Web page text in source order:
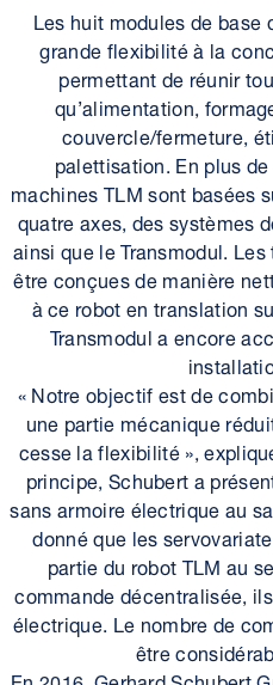
Les huit modules de
grande flexibilité à la
permettant de réunir
qu’alimentation,
couvercle/fermeture,
palettisation. En plus
machines TLM sont basées
quatre axes, des systèmes
ainsi que le Transmodul.
être conçues de manière
à ce robot en translation
Transmodul a encore
« Notre objectif est de
une partie mécanique
cesse la flexibilité »,
principe, Schubert a
sans armoire électrique au
donné que les
partie du robot TLM au
commande décentralisée,
électrique. Le nombre de
être